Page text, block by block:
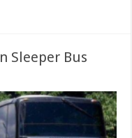
Sleeper Bus